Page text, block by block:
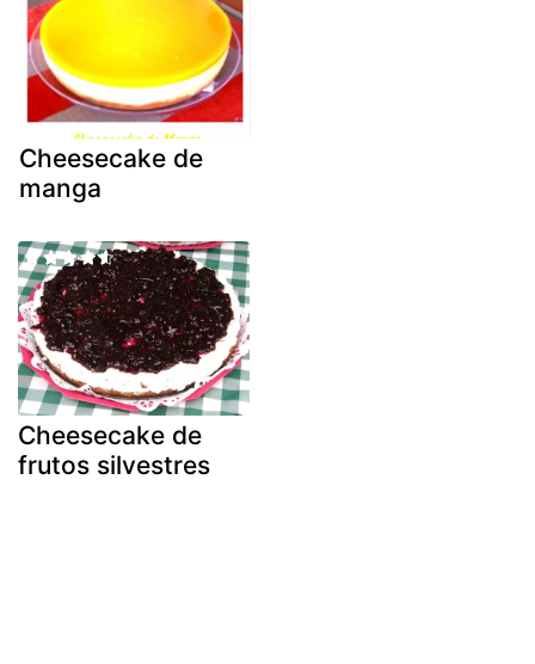
Cheesecake de
manga
Cheesecake de
frutos silvestres